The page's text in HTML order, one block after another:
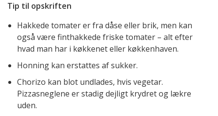
Tip til opskriften
Hakkede tomater er fra dåse eller brik, men kan
også være finthakkede friske tomater – alt efter
hvad man har i køkkenet eller køkkenhaven.
Honning kan erstattes af sukker.
Chorizo kan blot undlades, hvis vegetar.
Pizzasneglene er stadig dejligt krydret og lækre
uden.